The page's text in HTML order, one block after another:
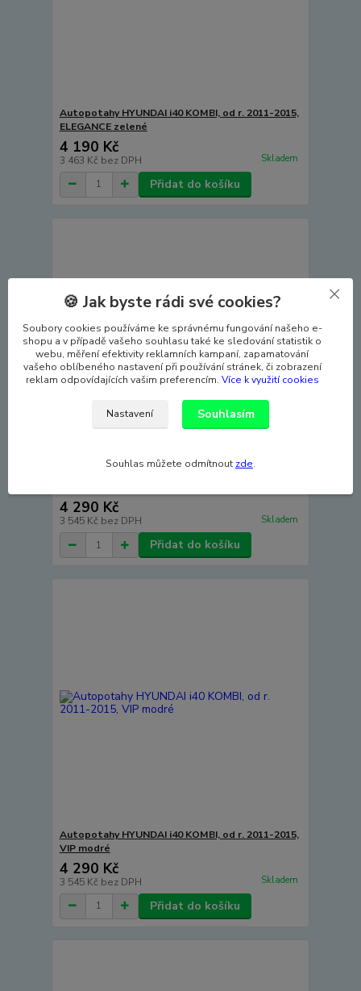
Autopotahy HYUNDAI i40 KOMBI, od r. 2011-2015,
ELEGANCE zelené
4 190 Kč
3 463 Kč bez DPH Skladem
Přidat do košíku
4 290 Kč
3 545 Kč bez DPH Skladem
Přidat do košíku
Autopotahy HYUNDAI i40 KOMBI, od r. 2011-2015,
VIP modré
4 290 Kč
3 545 Kč bez DPH Skladem
Přidat do košíku
🍪 Jak byste rádi své cookies?
Soubory cookies používáme ke správnému fungování našeho e-
shopu a v případě vašeho souhlasu také ke sledování statistik o
webu, měření efektivity reklamních kampaní, zapamatování
vašeho oblíbeného nastavení při používání stránek, či zobrazení
reklam odpovídajících vašim preferencím. Více k využití cookies
Nastavení Souhlasím
Souhlas můžete odmítnout zde.